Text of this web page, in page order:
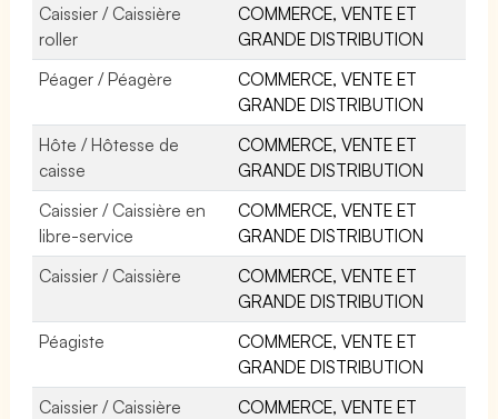
Caissier / Caissière
roller
COMMERCE, VENTE ET
GRANDE DISTRIBUTION
Péager / Péagère
COMMERCE, VENTE ET
GRANDE DISTRIBUTION
Hôte / Hôtesse de
caisse
COMMERCE, VENTE ET
GRANDE DISTRIBUTION
Caissier / Caissière en
libre-service
COMMERCE, VENTE ET
GRANDE DISTRIBUTION
Caissier / Caissière
COMMERCE, VENTE ET
GRANDE DISTRIBUTION
Péagiste
COMMERCE, VENTE ET
GRANDE DISTRIBUTION
Caissier / Caissière
COMMERCE, VENTE ET